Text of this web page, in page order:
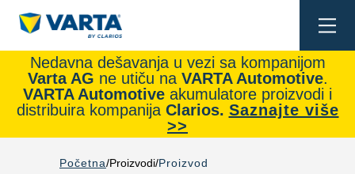
Nedavna dešavanja u vezi sa kompanijom
Varta AG ne utiču na VARTA Automotive.
VARTA Automotive akumulatore proizvodi i
distribuira kompanija Clarios. Saznajte više
>>
Početna Proizvodi Proizvod